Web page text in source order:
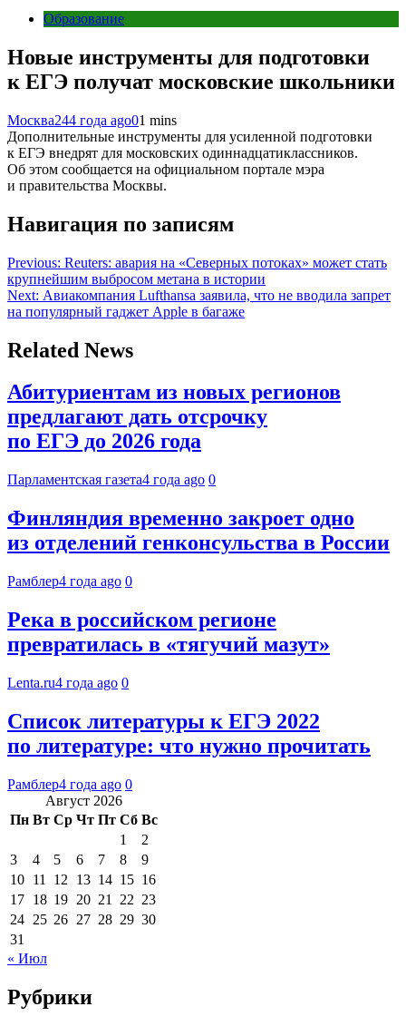
Образование
Новые инструменты для подготовки
к ЕГЭ получат московские школьники
Москва244 года ago01 mins
Дополнительные инструменты для усиленной подготовки
к ЕГЭ внедрят для московских одиннадцатиклассников.
Об этом сообщается на официальном портале мэра
и правительства Москвы.
Навигация по записям
Previous: Reuters: авария на «Северных потоках» может стать
крупнейшим выбросом метана в истории
Next: Авиакомпания Lufthansa заявила, что не вводила запрет
на популярный гаджет Apple в багаже
Related News
Абитуриентам из новых регионов
предлагают дать отсрочку
по ЕГЭ до 2026 года
Парламентская газета4 года ago 0
Финляндия временно закроет одно
из отделений генконсульства в России
Рамблер4 года ago 0
Река в российском регионе
превратилась в «тягучий мазут»
Lenta.ru4 года ago 0
Список литературы к ЕГЭ 2022
по литературе: что нужно прочитать
Рамблер4 года ago 0
Август 2026
Пн Вт Ср Чт Пт Сб Вс
1
2
3
4 5 6 7 8
9
10 11 12 13 14 15 16
17 18 19 20 21 22 23
24 25 26 27 28 29 30
31
« Июл
Рубрики